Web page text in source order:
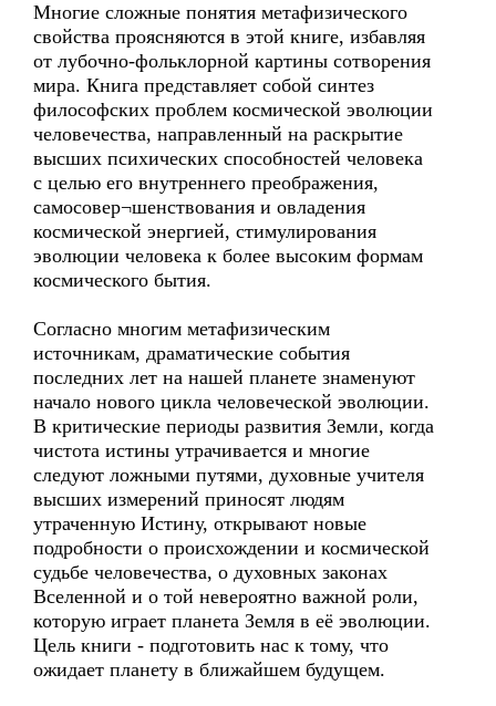
Многие сложные понятия метафизического
свойства проясняются в этой книге, избавляя
от лубочно-фольклорной картины сотворения
мира. Книга представляет собой синтез
философских проблем космической эволюции
человечества, направленный на раскрытие
высших психических способностей человека
с целью его внутреннего преображения,
самосовер¬шенствования и овладения
космической энергией, стимулирования
эволюции человека к более высоким формам
космического бытия.
Согласно многим метафизическим
источникам, драматические события
последних лет на нашей планете знаменуют
начало нового цикла человеческой эволюции.
В критические периоды развития Земли, когда
чистота истины утрачивается и многие
следуют ложными путями, духовные учителя
высших измерений приносят людям
утраченную Истину, открывают новые
подробности о происхождении и космической
судьбе человечества, о духовных законах
Вселенной и о той невероятно важной роли,
которую играет планета Земля в её эволюции.
Цель книги - подготовить нас к тому, что
ожидает планету в ближайшем будущем.